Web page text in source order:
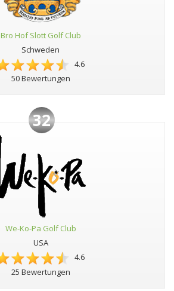
Bro Hof Slott Golf Club
Schweden
4.6
50 Bewertungen
32
We-Ko-Pa Golf Club
USA
4.6
25 Bewertungen